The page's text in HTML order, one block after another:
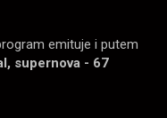
emituje i putem
supernova - 67